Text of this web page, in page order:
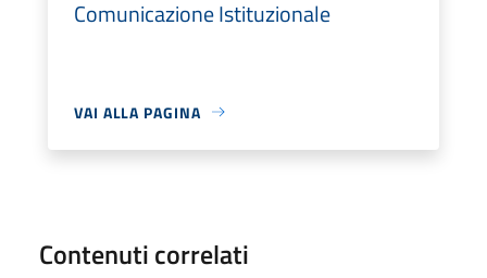
Comunicazione Istituzionale
VAI ALLA PAGINA
Contenuti correlati